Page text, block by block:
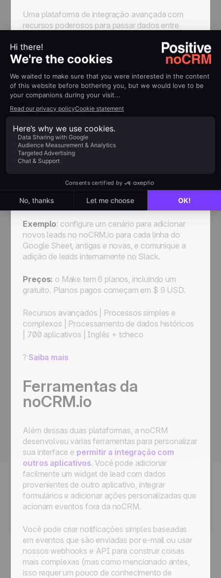
Uma plataforma de integração avançada com
recursos poderosos para passar dados entre
Embora seja uma ferramenta de automação no-
code, também permite programação simples.
Semelhante ao Zapier,o Make permite
operações do tipo "Se isto acontecer ... faça
para construirem seus processos de automação
conhecidos como "Cenários" e adicionar mais
módulos, como filtros, funções e ações.
Ao contrário de Zapier,
para usuários avançados criarem processos
maiores e mais complexos, bem como um
construtor visual mais flexível.
Exemplo: configure um cenário para adicionar
novos leads no noCRM.io para cada linha do
Google Sheet, antigas e novas, e comunique a
adição de leads internamente no Slack.
Preços: o Make tem 6 planos, incluindo um
gratuito. Planos pagos começam em $ 9 USD.
Recursos avançados
Processos simples e
complexos
Processamento de dados históricos
700 aplicativos Inglês + tcheco
?Saiba mais
Ferramentas da
noCRM.io
Além dessas duas plataformas, a noCRM
desenvolveu várias ferramentas para personalizar
sua interface e permitir a integração com
outros aplicativos. Você pode adicionar
facilmente um widget de lead com dados
provenientes de outro aplicativo, integrar
formulários e adicionar ações personalizadas que
acionam eventos fora da noCRM.
Você pode criar notificações simples baseadas
em eventos que são enviadas por e-mail ou usar
nossos webhooks e API para construir coisas
mais complexas (mas como mencionado antes,
isso requer um pouco de conhecimento de